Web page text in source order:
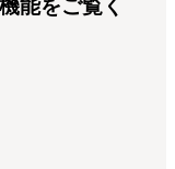
能をご覧く